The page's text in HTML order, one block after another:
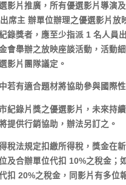
影片推廣，所有優選影片導演
席主 辦單位辦理之優選影片放
錄獎者，應至少指派 1 名人員
會舉辦之放映座談活動，活動
影片團隊議定。
若有適合題材將協助參與國際
紀錄片獎之優選影片，未來持
提供行銷協助，辦法另訂之。
稅法規定扣繳所得稅，獎金在
及合辦單位代扣 10%之稅金；
扣 20%之稅金，同影片有多位